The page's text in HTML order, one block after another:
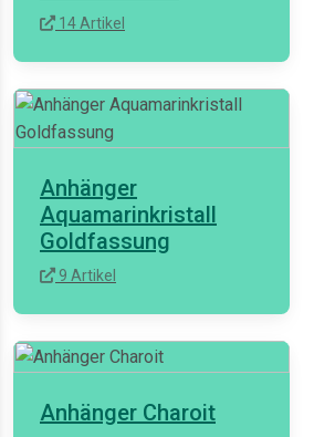
14 Artikel
Anhänger
Aquamarinkristall
Goldfassung
9 Artikel
Anhänger Charoit